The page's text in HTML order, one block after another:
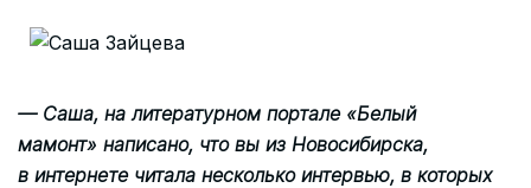
— Саша, на литературном портале «Белый
мамонт» написано, что вы из Новосибирска,
в интернете читала несколько интервью, в которых